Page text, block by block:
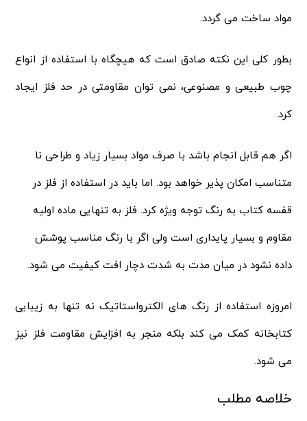
مواد ساخت می گردد.
بطور کلی این نکته صادق است که هیچگاه با استفاده از انواع
چوب طبیعی و مصنوعی، نمی توان مقاومتی در حد فلز ایجاد
کرد.
اگر هم قابل انجام باشد با صرف مواد بسیار زیاد و طراحی نا‌
متناسب امکان پذیر خواهد بود. اما باید در استفاده از فلز در
قفسه کتاب به رنگ توجه ویژه کرد. فلز به تنهایی ماده اولیه
مقاوم و بسیار پایداری است ولی اگر با رنگ مناسب پوشش
داده نشود در میان مدت به شدت دچار افت کیفیت می شود.
امروزه استفاده از رنگ های الکترواستاتیک نه تنها به زیبایی
کتابخانه کمک می کند بلکه منجر به افزایش مقاومت فلز نیز
می شود.
خلاصه مطلب